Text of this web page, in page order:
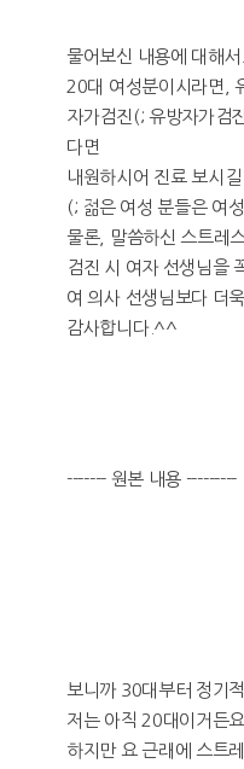
물어보신 내용에 대해서...
20대 여성분이시라면,
자가검진(; 유방자가검
다면
내원하시어 진료 보시
(; 젊은 여성 분들은 여
물론, 말씀하신 스트레
검진 시 여자 선생님을
여 의사 선생님보다 더
감사합니다.^^
------- 원본 내용 ---------
보니까 30대부터 정기
저는 아직 20대이거든요
하지만 요 근래에 스트